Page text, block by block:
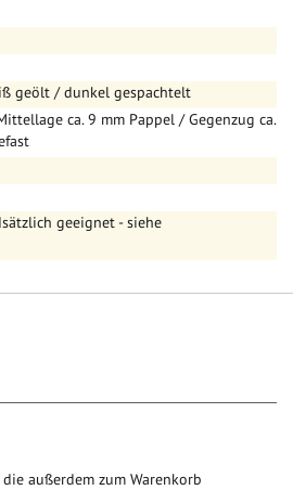
geölt / dunkel gespachtelt
ca. 9 mm Pappel / Gegenzug ca.
geeignet - siehe
außerdem zum Warenkorb